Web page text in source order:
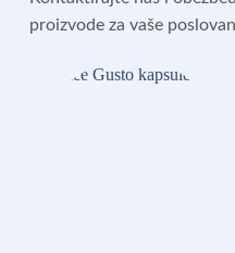
proizvode za vaše